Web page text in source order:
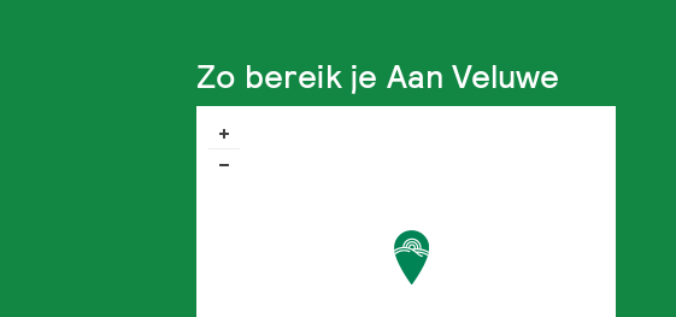
Zo bereik je Aan Veluwe